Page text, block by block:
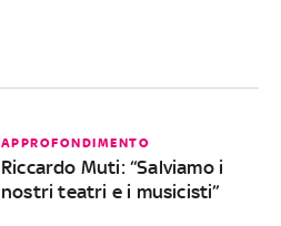
APPROFONDIMENTO
Riccardo Muti: “Salviamo i
nostri teatri e i musicisti”